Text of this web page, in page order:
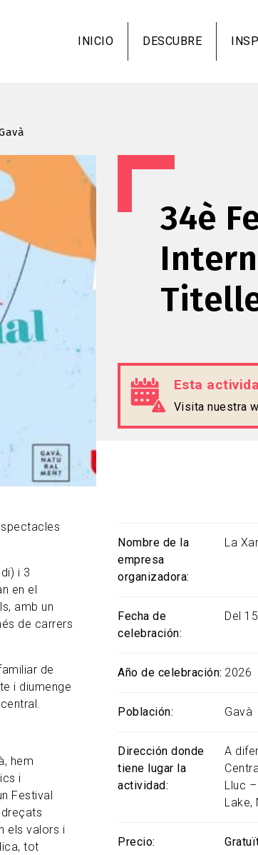
contenido
principal
INICIO DESCUBRE
34è
Esta
Visita nuestra
i 3
en el
amb un
de carrers
de
i diumenge
hem
i
Festival
els valors i
tot
Nombre de la
empresa
organizadora
La
Fecha de
celebración
Del
Año de celebración 2026
Población Gavà
Dirección donde
tiene lugar la
actividad
A
Lluc
Lake,
Precio